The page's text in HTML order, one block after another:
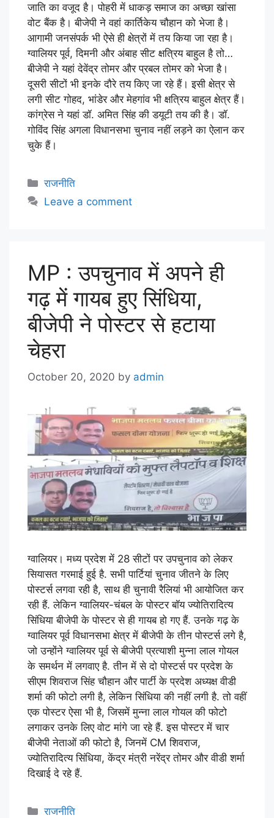
जाति का वजूद है। पोहरी में धाकड़ समाज का अच्छा खांसा
वोट बैंक है। बीजेपी ने वहां कार्तिकेय चौहान को भेजा है।
आगामी जनसंपर्क भी ऐसे ही क्षेत्रों में तय किया जा रहा है।
ग्वालियर पूर्व, दिमनी और अंबाह सीट क्षत्रिय बाहुल है तो…
बीजेपी ने यहां देवेंद्र तोमर और प्रबल तोमर को भेजा है।
दूसरी सीटों भी इनके दौरे तय किए जा रहे हैं। इसी क्षेत्र से
लगी सीट गोहद, भांडेर और मेहगांव भी क्षत्रिय बाहुल क्षेत्र हैं।
कांग्रेस ने यहां डॉ. अमित सिंह की डयूटी तय की है। डॉ.
गोविंद सिंह अगला विधानसभा चुनाव नहीं लड़ने का ऐलान कर
चुके हैं।
राजनीति
Leave a comment
MP : उपचुनाव में अपने ही
गढ़ में गायब हुए सिंधिया,
बीजेपी ने पोस्टर से हटाया
चेहरा
October 20, 2020 by admin
ग्वालियर। मध्य प्रदेश में 28 सीटों पर उपचुनाव को लेकर
सियासत गरमाई हुई है. सभी पार्टियां चुनाव जीतने के लिए
पोस्टर्स लगवा रही है, साथ ही चुनावी रैलियां भी आयोजित कर
रही हैं. लेकिन ग्वालियर-चंबल के पोस्टर बॉय ज्योतिरादित्य
सिंधिया बीजेपी के पोस्टर से ही गायब हो गए हैं. उनके गढ़ के
ग्वालियर पूर्व विधानसभा क्षेत्र में बीजेपी के तीन पोस्टर्स लगे है,
जो उन्होंने ग्वालियर पूर्व से बीजेपी प्रत्याशी मुन्ना लाल गोयल
के समर्थन में लगवाए है. तीन में से दो पोस्टर्स पर प्रदेश के
सीएम शिवराज सिंह चौहान और पार्टी के प्रदेश अध्यक्ष वीडी
शर्मा की फोटो लगी है, लेकिन सिंधिया की नहीं लगी है. तो वहीं
एक पोस्टर ऐसा भी है, जिसमें मुन्ना लाल गोयल की फोटो
लगाकर उनके लिए वोट मांगे जा रहे हैं. इस पोस्टर में चार
बीजेपी नेताओं की फोटो है, जिनमें CM शिवराज,
ज्योतिरादित्य सिंधिया, केंद्र मंत्री नरेंद्र तोमर और वीडी शर्मा
दिखाई दे रहे हैं.
राजनीति